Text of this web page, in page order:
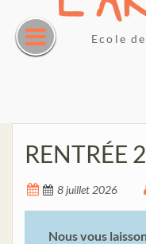
content
Ecole
RENTRÉE
8 juillet 2026
Nous vous